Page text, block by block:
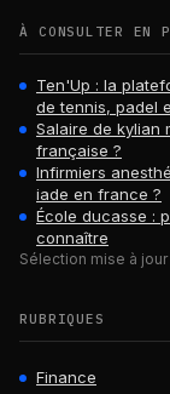
À CONSULTER EN
Ten'Up : la
de tennis, padel
Salaire de kylian
française ?
Infirmiers
iade en france ?
École ducasse :
connaître
Sélection mise à
RUBRIQUES
Finance